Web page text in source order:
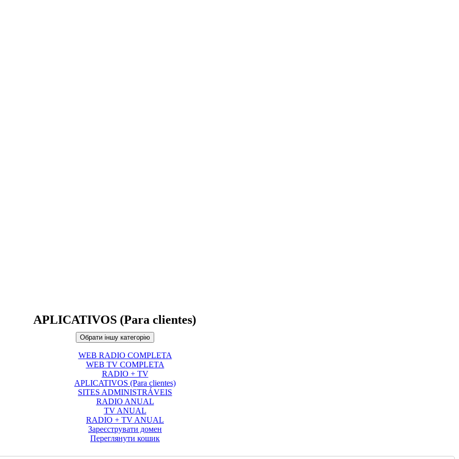
APLICATIVOS (Para clientes)
Обрати іншу категорію
WEB RADIO COMPLETA
WEB TV COMPLETA
RADIO + TV
APLICATIVOS (Para clientes)
SITES ADMINISTRÁVEIS
RADIO ANUAL
TV ANUAL
RADIO + TV ANUAL
Зареєструвати домен
Переглянути кошик